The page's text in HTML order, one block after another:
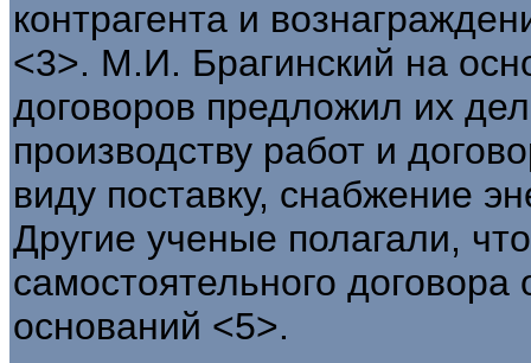
контрагента и
<3>. М.И. Брагинский на
договоров предложил их
производству работ и
виду поставку, снабжение
Другие ученые полагали,
самостоятельного договора
оснований <5>.